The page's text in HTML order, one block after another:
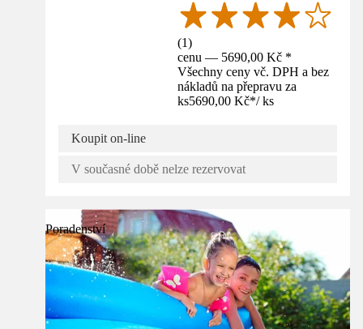
(1)
cenu — 5690,00 Kč *
Všechny ceny vč. DPH a bez
nákladů na přepravu za
ks5690,00 Kč*/ ks
Koupit on-line
V současné době nelze rezervovat
Poradenství